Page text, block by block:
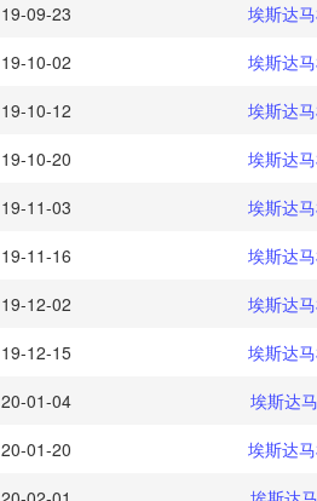
19-09-23
埃斯达
19-10-02
埃斯达
19-10-12
埃斯达
19-10-20
埃斯达
19-11-03
埃斯达
19-11-16
埃斯达
19-12-02
埃斯达
19-12-15
埃斯达
20-01-04
埃斯达
20-01-20
埃斯达